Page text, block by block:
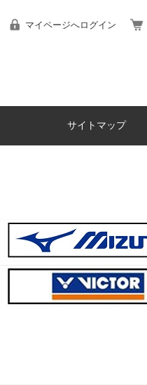
マイページへログイン
サイトマップ